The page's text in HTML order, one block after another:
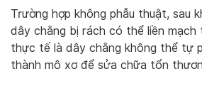
Trường hợp không phẫu thuật, sau
dây chằng bị rách có thể liền mạch
thực tế là dây chằng không thể tự
thành mô xơ để sửa chữa tổn